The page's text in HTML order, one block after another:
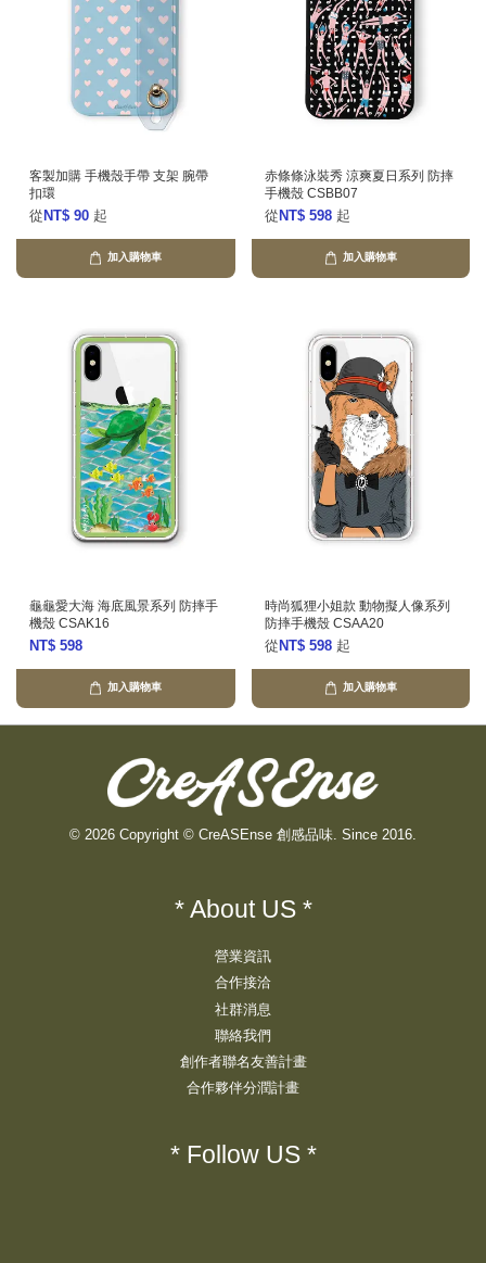
客製加購 手機殼手帶 支架 腕帶
扣環
從 NT$ 90 起
加入購物車
赤條條泳裝秀 涼爽夏日系列 防摔
手機殼 CSBB07
從 NT$ 598 起
加入購物車
龜龜愛大海 海底風景系列 防摔手
機殼 CSAK16
NT$ 598
加入購物車
時尚狐狸小姐款 動物擬人像系列
防摔手機殼 CSAA20
從 NT$ 598 起
加入購物車
© 2026 Copyright © CreASEnse 創感品味. Since 2016.
* About US *
營業資訊
合作接洽
社群消息
聯絡我們
創作者聯名友善計畫
合作夥伴分潤計畫
* Follow US *